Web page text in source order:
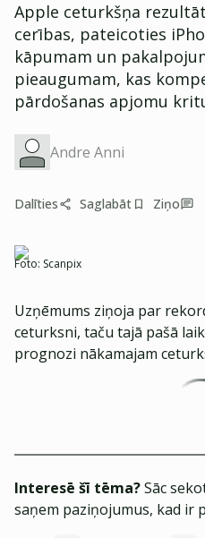
Apple ceturkšņa
cerības, pateicoties
kāpumam un
pieaugumam, kas
pārdošanas apjomu
Andre Anni
Dalīties Saglabāt Ziņo
Foto: Scanpix
Uzņēmums ziņoja par
ceturksni, taču tajā pašā
prognozi nākamajam
Interesē šī tēma?Sāc
saņem paziņojumus, kad ir